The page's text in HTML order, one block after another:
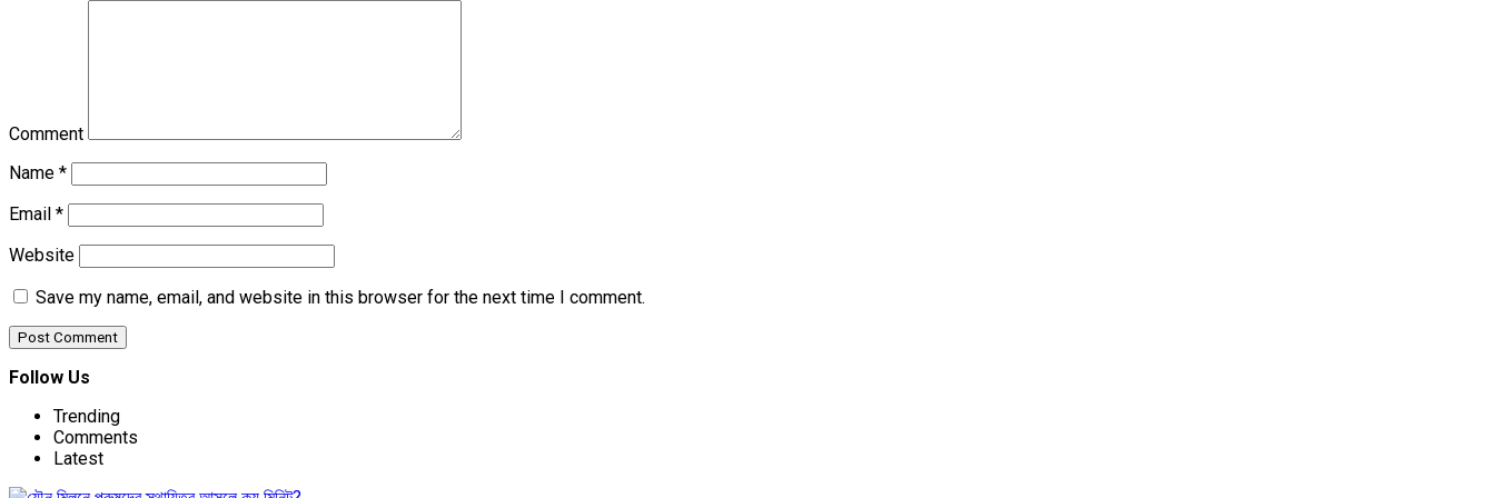
Comment
Name *
Email *
Website
Save my name, email, and website in this browser for the next time I comment.
Follow Us
Trending
Comments
Latest